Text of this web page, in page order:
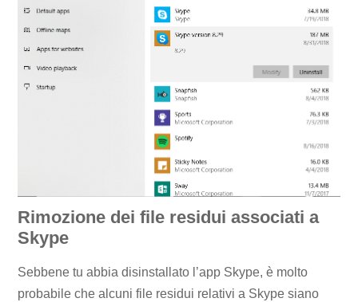
Rimozione dei file residui associati a
Skype
Sebbene tu abbia disinstallato l’app Skype, è molto
probabile che alcuni file residui relativi a Skype siano